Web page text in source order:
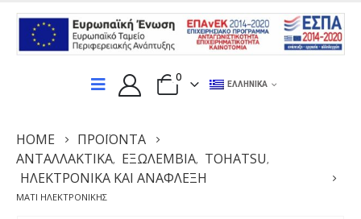
0
ΕΛΛΗΝΙΚΆ
HOME
ΠΡΟΪΌΝΤΑ
ΑΝΤΑΛΛΑΚΤΙΚΆ, ΕΞΩΛΕΜΒΙΑ, TOHATSU,
ΗΛΕΚΤΡΟΝΙΚΆ ΚΑΙ ΑΝΆΦΛΕΞΗ
ΜΆΤΙ ΗΛΕΚΤΡΟΝΙΚΉΣ